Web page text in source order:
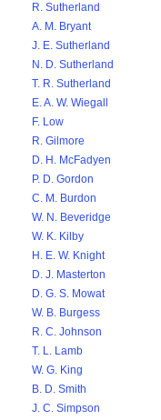
R. Sutherland
A. M. Bryant
J. E. Sutherland
N. D. Sutherland
T. R. Sutherland
E. A. W. Wiegall
F. Low
R. Gilmore
D. H. McFadyen
P. D. Gordon
C. M. Burdon
W. N. Beveridge
W. K. Kilby
H. E. W. Knight
D. J. Masterton
D. G. S. Mowat
W. B. Burgess
R. C. Johnson
T. L. Lamb
W. G. King
B. D. Smith
J. C. Simpson